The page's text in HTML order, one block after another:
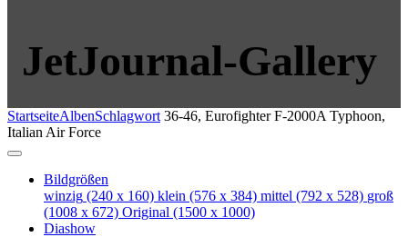
JetJournal-Gallery
StartseiteAlbenSchlagwort 36-46, Eurofighter F-2000A Typhoon,
Italian Air Force
Bildgrößen
winzig (240 x 160) klein (576 x 384) mittel (792 x 528) groß
(1008 x 672) Original (1500 x 1000)
Diashow